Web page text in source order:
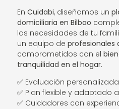
EnCuidabi, diseñamos un
domiciliaria en Bilbao
las necesidades de tu
un equipo deprofesionales
comprometidos con el
tranquilidad en el hogar.
✅ Evaluación
✅ Plan flexible y adaptado
✅ Cuidadores con